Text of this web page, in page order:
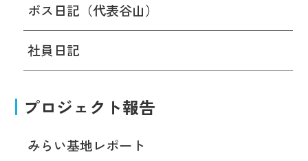
ボス日記（代表谷山）
社員日記
プロジェクト報告
みらい基地レポート